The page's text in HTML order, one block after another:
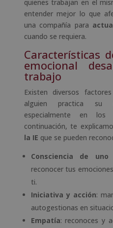
quienes trabajan en el
entender mejor lo que
una compañía para
cuando se requiera.
Características
emocional
trabajo
Existen diversos
alguien practica su
especialmente en los
continuación, te
la IE que se pueden
Consciencia de uno
reconocer tus
ti.
Iniciativa y acción:
autogestionas en
Empatía: reconoces y